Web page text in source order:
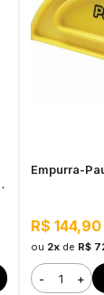
Empurra-
R$ 144,90
ou 2xde R$
- +